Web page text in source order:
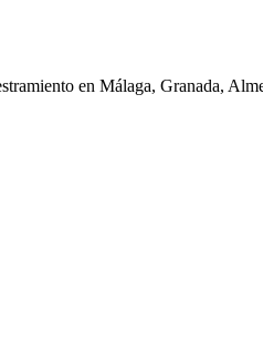
en Málaga, Granada,